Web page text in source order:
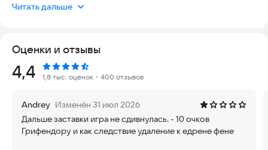
благословение богини, и, став сильнейшим среди людей,
собирайте маунтов, укрощайте драконов и спасите
заоблачный континент.
Особенности игры:
компаньона и защитите ваши узы!
[Бесконечные великолепные сражения! ] Отличный контроль
над навыками, непревзойденная плавность геймплея и
Читать дальше
Оценки и отзывы
Рейтинг:
4,4 1,8 тыс. оценок ・400 отзывов
Andrey Изменён 31 июл 2026
Дальше заставки игра не сдивнулась. - 10 очков
Грифендору и как следствие удаление к едрене фене